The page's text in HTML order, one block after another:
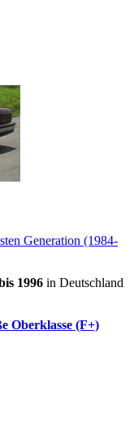
Generation (1984-
1996 in Deutschland
Oberklasse (F+)